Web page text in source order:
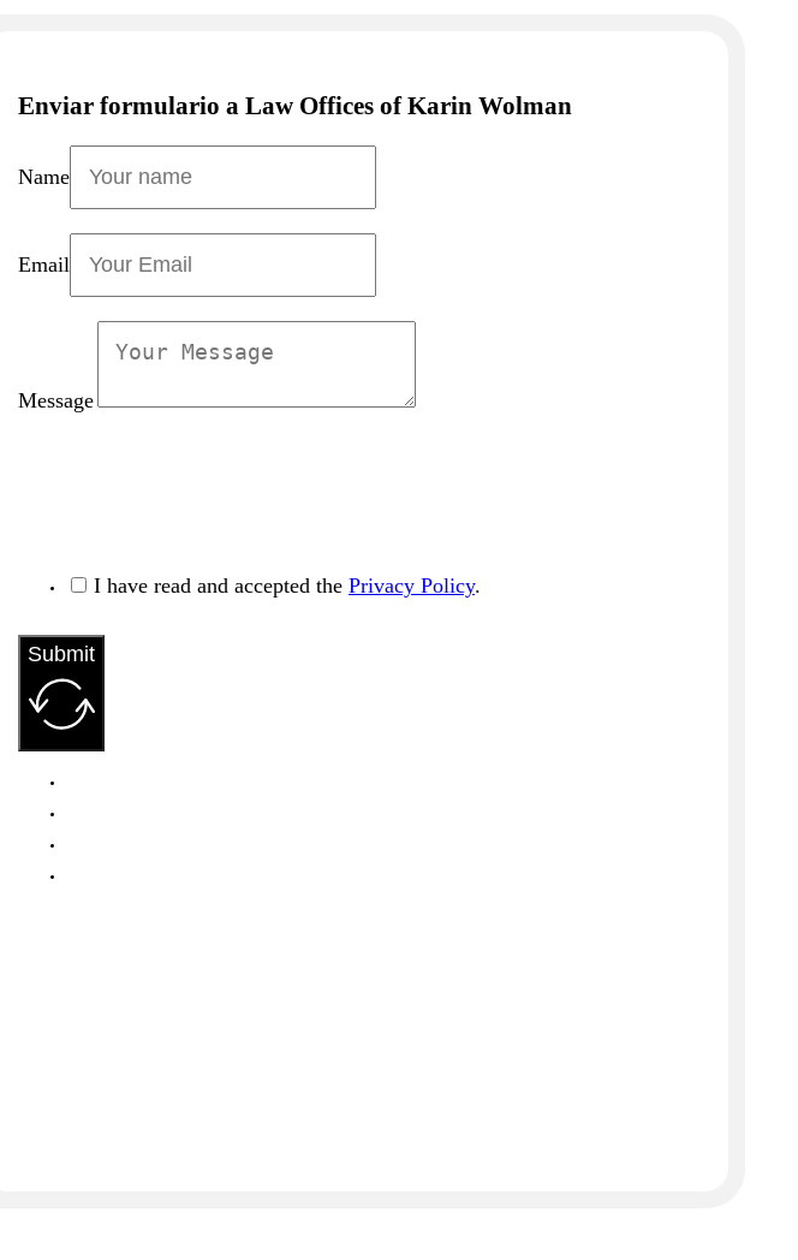
Enviar formulario a Law Offices of Karin Wolman
Name
Email
Message
I have read and accepted the Privacy Policy.
Submit